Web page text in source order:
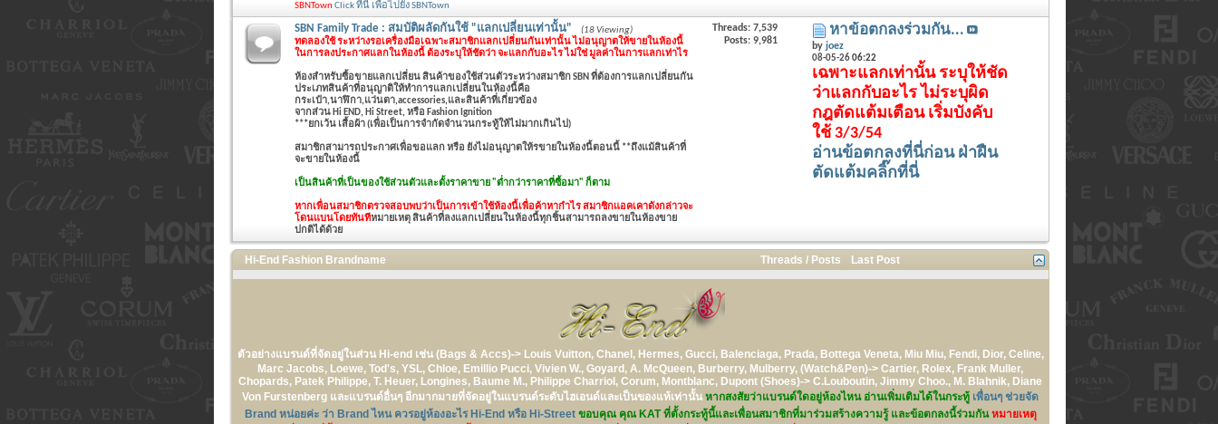
SBNTownClick ที่นี่ เพื่อไปยัง SBNTown
SBN Family Trade : สมบัติผลัดกันใช้ "แลกเปลี่ยนเท่านั้น"
(18 Viewing)
ทดลองใช้ ระหว่างรอเครื่องมือเฉพาะสมาชิกแลกเปลี่ยนกันเท่านั้น ไม่อนุญาตให้ขายในห้องนี้
ในการลงประกาศแลกในห้องนี้ ต้องระบุให้ชัดว่า จะแลกกับอะไร ไม่ใช่ มูลค่าในการแลกเท่าไร
ห้องสำหรับซื้อขายแลกเปลี่ยน สินค้าของใช้ส่วนตัวระหว่างสมาชิก SBN ที่ต้องการแลกเปลี่ยนกัน
ประเภทสินค้าที่อนุญาติให้ทำการแลกเปลี่ยนในห้องนี้คือ
กระเป๋า,นาฬิกา,แว่นตา,accessories,และสินค้าที่เกี่ยวข้อง
จากส่วน Hi END, Hi Street, หรือ Fashion Ignition
***ยกเว้น เสื้อผ้า (เพื่อเป็นการจำกัดจำนวนกระทู้ให้ไม่มากเกินไป)
สมาชิกสามารถประกาศเพื่อขอแลก หรือ ยังไม่อนุญาตให้รขายในห้องนี้ตอนนี้ **ถึงแม้สินค้าที่
จะขายในห้องนี้
เป็นสินค้าที่เป็นของใช้ส่วนตัวและตั้งราคาขาย "ต่ำกว่าราคาที่ซื้อมา" ก็ตาม
หากเพื่อนสมาชิกตรวจสอบพบว่าเป็นการเข้าใช้ห้องนี้เพื่อค้าหากำไร สมาชิกแอคเคาดังกล่าวจะ
โดนแบนโดยทันทีหมายเหตุ สินค้าที่ลงแลกเปลี่ยนในห้องนี้ทุกชิ้นสามารถลงขายในห้องขาย
ปกติได้ด้วย
Threads: 7,539
Posts: 9,981
หาข้อตกลงร่วมกัน...
by joez
08-05-2606:22
เฉพาะแลกเท่านั้น ระบุให้ชัด
ว่าแลกกับอะไร ไม่ระบุผิด
กฎตัดแต้มเตือน เริ่มบังคับ
ใช้ 3/3/54
อ่านข้อตกลงที่นี่ก่อน ฝ่าฝืน
ตัดแต้มคลิ๊กที่นี่
Hi-End Fashion Brandname Threads / Posts Last Post
ตัวอย่างแบรนด์ที่จัดอยู่ในส่วน Hi-end เช่น (Bags & Accs)-> Louis Vuitton, Chanel, Hermes, Gucci, Balenciaga, Prada, Bottega Veneta, Miu Miu, Fendi, Dior, Celine,
Marc Jacobs, Loewe, Tod's, YSL, Chloe, Emillio Pucci, Vivien W., Goyard, A. McQueen, Burberry, Mulberry, (Watch&Pen)-> Cartier, Rolex, Frank Muller,
Chopards, Patek Philippe, T. Heuer, Longines, Baume M., Philippe Charriol, Corum, Montblanc, Dupont (Shoes)-> C.Louboutin, Jimmy Choo., M. Blahnik, Diane
Von Furstenberg และแบรนด์อื่นๆ อีกมากมายที่จัดอยู่ในแบรนด์ระดับไฮเอนด์และเป็นของแท้เท่านั้นหากสงสัยว่าแบรนด์ใดอยู่ห้องไหน อ่านเพิ่มเติมได้ในกระทู้ เพื่อนๆ ช่วยจัด
Brand หน่อยค่ะ ว่า Brand ไหน ควรอยู่ห้องอะไร Hi-End หรือ Hi-Streetขอบคุณ คุณ KAT ที่ตั้งกระทู้นี้และเพื่อนสมาชิกที่มาร่วมสร้างความรู้ และข้อตกลงนี้ร่วมกัน หมายเหตุ